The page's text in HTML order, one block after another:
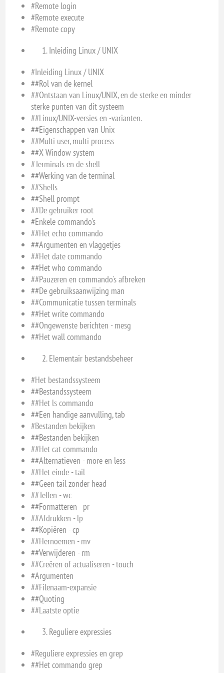
#Remote login
#Remote execute
#Remote copy
Inleiding Linux / UNIX
#Inleiding Linux / UNIX
##Rol van de kernel
##Ontstaan van Linux/UNIX, en de sterke en minder
sterke punten van dit systeem
##Linux/UNIX-versies en -varianten.
##Eigenschappen van Unix
##Multi user, multi process
##X Window system
#Terminals en de shell
##Werking van de terminal
##Shells
##Shell prompt
##De gebruiker root
#Enkele commando's
##Het echo commando
##Argumenten en vlaggetjes
##Het date commando
##Het who commando
##Pauzeren en commando's afbreken
##De gebruiksaanwijzing man
##Communicatie tussen terminals
##Het write commando
##Ongewenste berichten - mesg
##Het wall commando
Elementair bestandsbeheer
#Het bestandssysteem
##Bestandssysteem
##Het ls commando
##Een handige aanvulling, tab
#Bestanden bekijken
##Bestanden bekijken
##Het cat commando
##Alternatieven - more en less
##Het einde - tail
##Geen tail zonder head
##Tellen - wc
##Formatteren - pr
##Afdrukken - lp
##Kopiëren - cp
##Hernoemen - mv
##Verwijderen - rm
##Creëren of actualiseren - touch
#Argumenten
##Filenaam-expansie
##Quoting
##Laatste optie
Reguliere expressies
#Reguliere expressies en grep
##Het commando grep